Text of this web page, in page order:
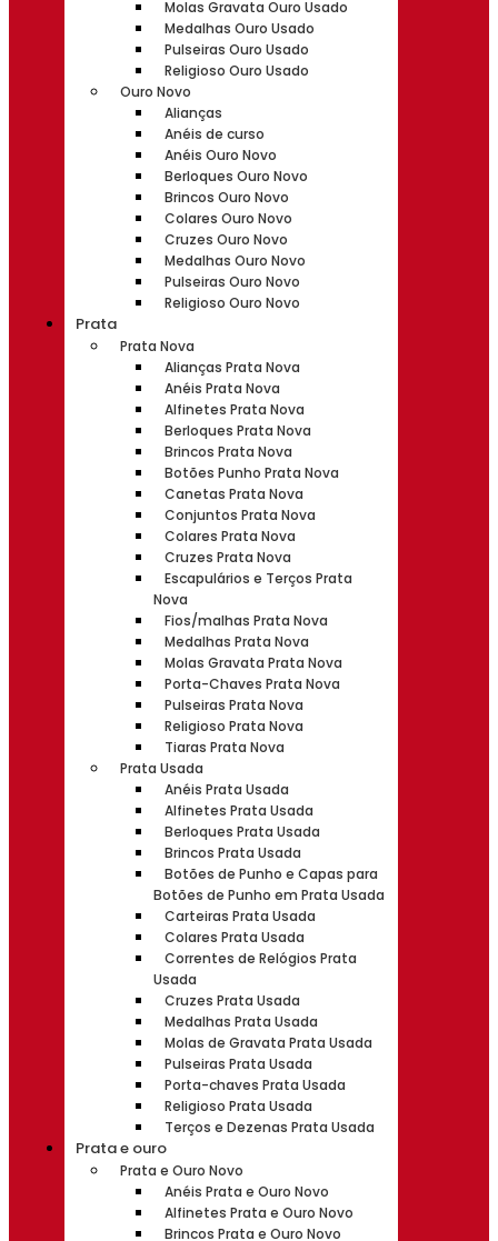
Molas Gravata Ouro Usado
Medalhas Ouro Usado
Pulseiras Ouro Usado
Religioso Ouro Usado
Ouro Novo
Alianças
Anéis de curso
Anéis Ouro Novo
Berloques Ouro Novo
Brincos Ouro Novo
Colares Ouro Novo
Cruzes Ouro Novo
Medalhas Ouro Novo
Pulseiras Ouro Novo
Religioso Ouro Novo
Prata
Prata Nova
Alianças Prata Nova
Anéis Prata Nova
Alfinetes Prata Nova
Berloques Prata Nova
Brincos Prata Nova
Botões Punho Prata Nova
Canetas Prata Nova
Conjuntos Prata Nova
Colares Prata Nova
Cruzes Prata Nova
Escapulários e Terços Prata
Nova
Fios/malhas Prata Nova
Medalhas Prata Nova
Molas Gravata Prata Nova
Porta-Chaves Prata Nova
Pulseiras Prata Nova
Religioso Prata Nova
Tiaras Prata Nova
Prata Usada
Anéis Prata Usada
Alfinetes Prata Usada
Berloques Prata Usada
Brincos Prata Usada
Botões de Punho e Capas para
Botões de Punho em Prata Usada
Carteiras Prata Usada
Colares Prata Usada
Correntes de Relógios Prata
Usada
Cruzes Prata Usada
Medalhas Prata Usada
Molas de Gravata Prata Usada
Pulseiras Prata Usada
Porta-chaves Prata Usada
Religioso Prata Usada
Terços e Dezenas Prata Usada
Prata e ouro
Prata e Ouro Novo
Anéis Prata e Ouro Novo
Alfinetes Prata e Ouro Novo
Brincos Prata e Ouro Novo